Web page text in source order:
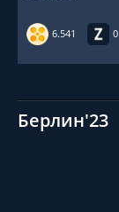
6.541 0
Берлин'23